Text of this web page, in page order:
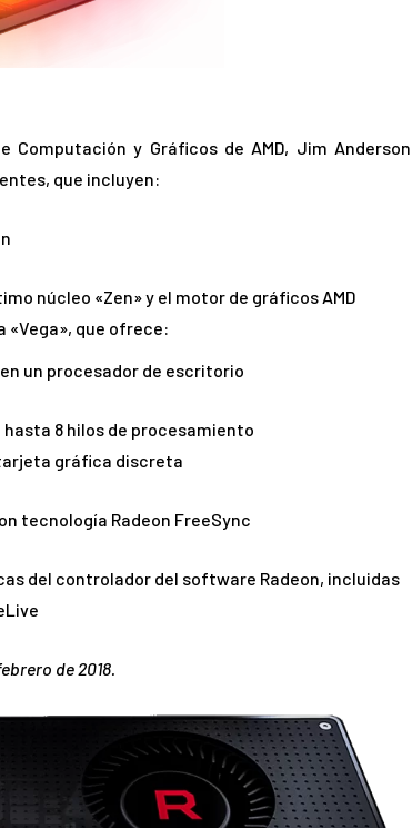
Computación y Gráficos de AMD, Jim Anderson
que incluyen:
núcleo «Zen» y el motor de gráficos AMD
«Vega», que ofrece:
un procesador de escritorio
hasta 8 hilos de procesamiento
gráfica discreta
tecnología Radeon FreeSync
del controlador del software Radeon, incluidas
de 2018.